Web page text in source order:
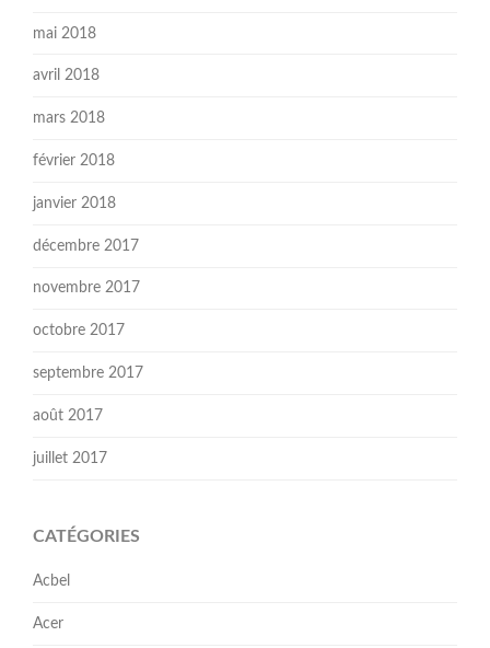
mai 2018
avril 2018
mars 2018
février 2018
janvier 2018
décembre 2017
novembre 2017
octobre 2017
septembre 2017
août 2017
juillet 2017
CATÉGORIES
Acbel
Acer